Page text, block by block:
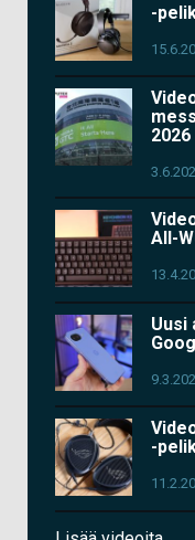
-
All-
Uusi
-